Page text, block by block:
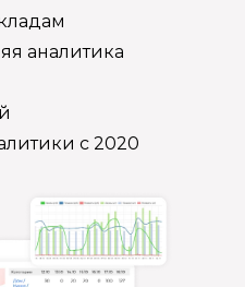
аналитика
с 2020